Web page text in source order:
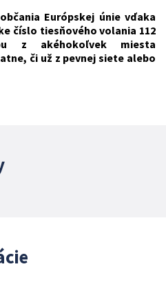
Európskej únie vďaka
číslo tiesňového volania 112
z akéhokoľvek miesta
či už z pevnej siete alebo